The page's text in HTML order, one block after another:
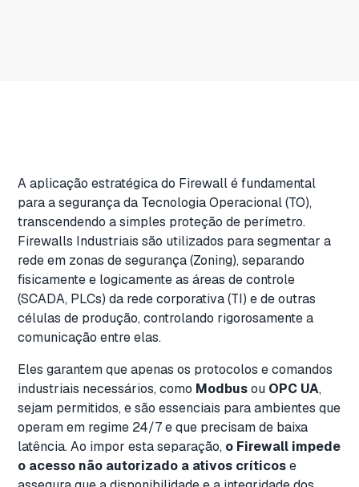
A aplicação estratégica do Firewall é fundamental
para a segurança da Tecnologia Operacional (TO),
transcendendo a simples proteção de perímetro.
Firewalls Industriais são utilizados para segmentar a
rede em zonas de segurança (Zoning), separando
fisicamente e logicamente as áreas de controle
(SCADA, PLCs) da rede corporativa (TI) e de outras
células de produção, controlando rigorosamente a
comunicação entre elas.
Eles garantem que apenas os protocolos e comandos
industriais necessários, como Modbusou OPC UA,
sejam permitidos, e são essenciais para ambientes que
operam em regime 24/7 e que precisam de baixa
latência. Ao impor esta separação, o Firewall impede
o acesso não autorizado a ativos críticose